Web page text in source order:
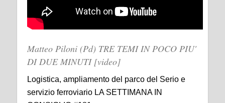
Matteo Piloni (Pd) TRE TEMI IN POCO PIU'
DI DUE MINUTI [video]
Logistica, ampliamento del parco del Serio e
servizio ferroviario LA SETTIMANA IN